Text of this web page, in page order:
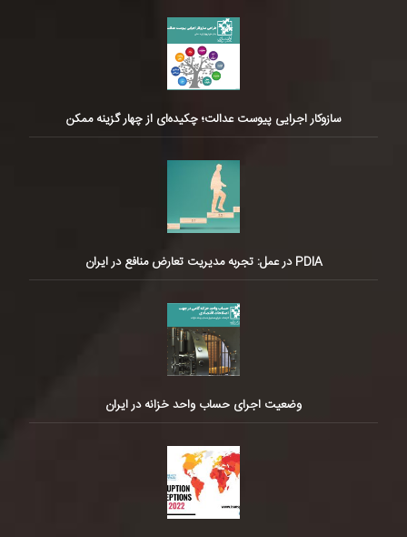
سازوکار اجرایی پیوست عدالت؛ چکیده‌ای از چهار گزینه ممکن
PDIA در عمل: تجربه مدیریت تعارض منافع در ایران
وضعیت اجرای حساب واحد خزانه در ایران